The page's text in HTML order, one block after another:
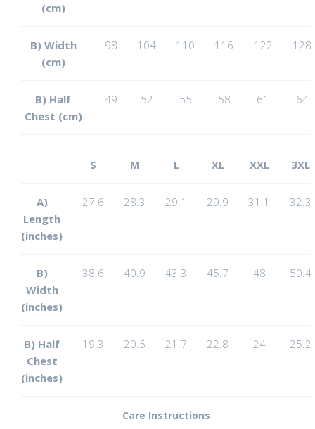
(cm)
B) Width
(cm)
98 104 110 116 122 128
B) Half
Chest (cm)
49 52 55 58 61 64
S M L XL XXL 3XL
A)
Length
(inches)
27.6 28.3 29.1 29.9 31.1 32.3
B)
Width
(inches)
38.6 40.9 43.3 45.7 48 50.4
B) Half
Chest
(inches)
19.3 20.5 21.7 22.8 24 25.2
Care Instructions